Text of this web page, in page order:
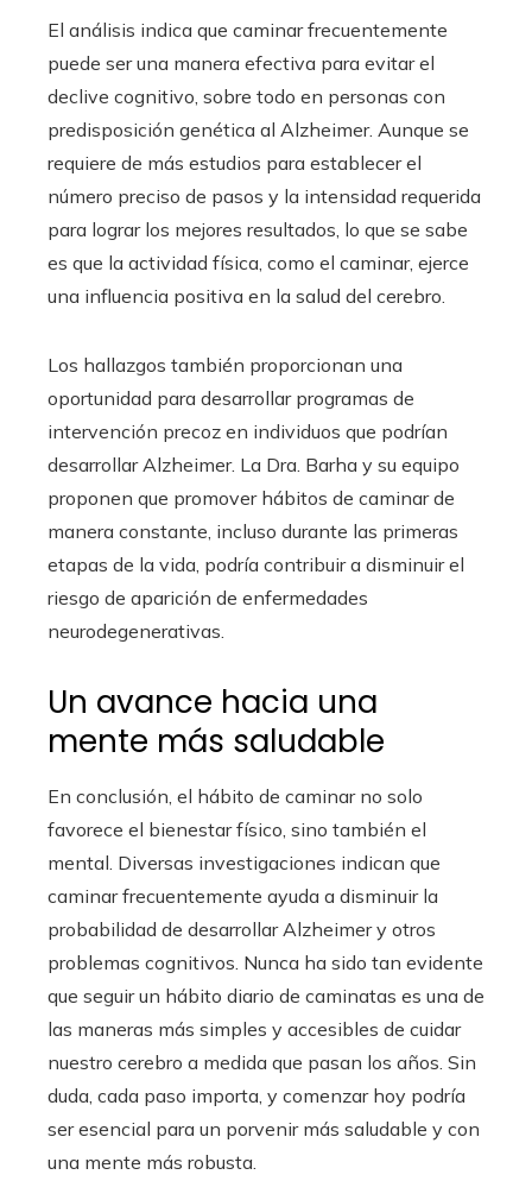
El análisis indica que caminar frecuentemente
puede ser una manera efectiva para evitar el
declive cognitivo, sobre todo en personas con
predisposición genética al Alzheimer. Aunque se
requiere de más estudios para establecer el
número preciso de pasos y la intensidad requerida
para lograr los mejores resultados, lo que se sabe
es que la actividad física, como el caminar, ejerce
una influencia positiva en la salud del cerebro.
Los hallazgos también proporcionan una
oportunidad para desarrollar programas de
intervención precoz en individuos que podrían
desarrollar Alzheimer. La Dra. Barha y su equipo
proponen que promover hábitos de caminar de
manera constante, incluso durante las primeras
etapas de la vida, podría contribuir a disminuir el
riesgo de aparición de enfermedades
neurodegenerativas.
Un avance hacia una
mente más saludable
En conclusión, el hábito de caminar no solo
favorece el bienestar físico, sino también el
mental. Diversas investigaciones indican que
caminar frecuentemente ayuda a disminuir la
probabilidad de desarrollar Alzheimer y otros
problemas cognitivos. Nunca ha sido tan evidente
que seguir un hábito diario de caminatas es una de
las maneras más simples y accesibles de cuidar
nuestro cerebro a medida que pasan los años. Sin
duda, cada paso importa, y comenzar hoy podría
ser esencial para un porvenir más saludable y con
una mente más robusta.